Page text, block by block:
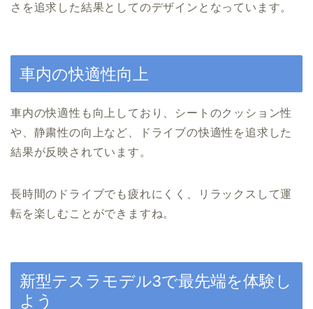
さを追求した結果としてのデザインとなっています。
車内の快適性向上
車内の快適性も向上しており、シートのクッション性
や、静粛性の向上など、ドライブの快適性を追求した
結果が反映されています。
長時間のドライブでも疲れにくく、リラックスして運
転を楽しむことができますね。
新型テスラモデル3で最先端を体験し
よう